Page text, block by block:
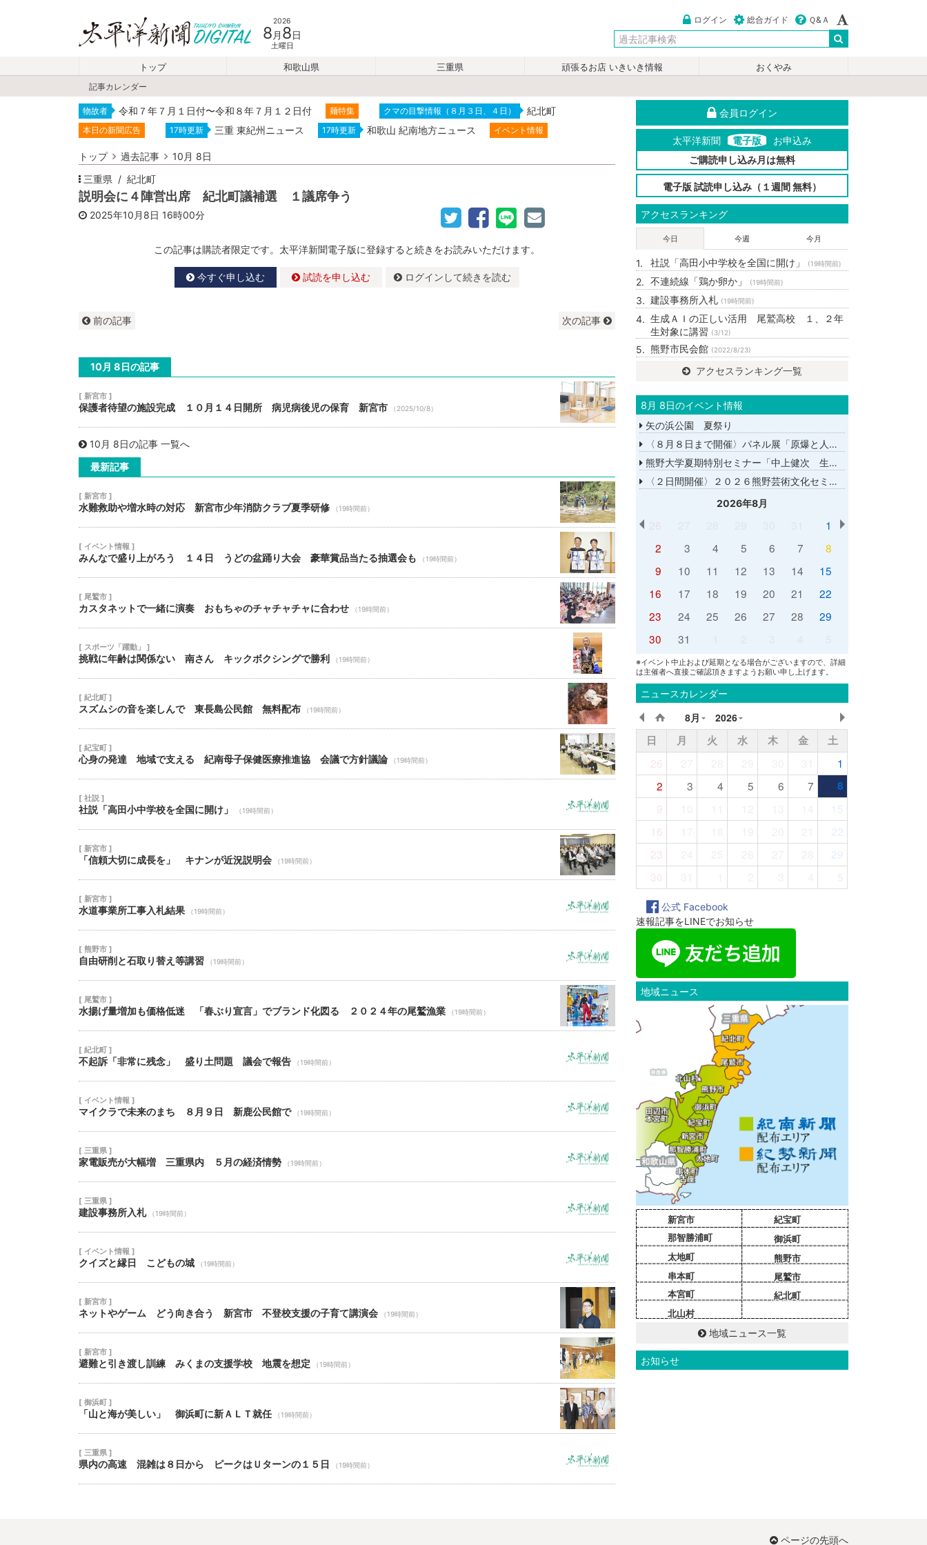
2026
8 月 8日
土曜日
ログイン 総合ガイド Ｑ&Ａ
トップ 和歌山県 三重県 頑張るお店 いきいき情報
おくやみ
記事カレンダー
物故者 令和７年７月１日付〜令和８年７月１２日付 麺特集 クマの目撃情報（８月３日、４日） 紀北町
本日の新聞広告 17時更新 三重 東紀州ニュース 17時更新 和歌山 紀南地方ニュース イベント情報
トップ 過去記事
10月 8日
三重県
紀北町
説明会に４陣営出席 紀北町議補選 １議席争う
2025年10月8日 16時00分
この記事は購読者限定です。太平洋新聞電子版に登録すると続きをお読みいただけます。
今すぐ申し込む 試読を申し込む ログインして続きを読む
前の記事 次の記事
10月 8日の記事
[ 新宮市 ]
保護者待望の施設完成 １０月１４日開所 病児病後児の保育 新宮市 （2025/10/8）
10月 8日の記事 一覧へ
最新記事
[ 新宮市 ]
水難救助や増水時の対応 新宮市少年消防クラブ夏季研修 （19時間前）
[ イベント情報 ]
みんなで盛り上がろう １４日 うどの盆踊り大会 豪華賞品当たる抽選会も （19時間前）
[ 尾鷲市 ]
カスタネットで一緒に演奏 おもちゃのチャチャチャに合わせ （19時間前）
[ スポーツ「躍動」 ]
挑戦に年齢は関係ない 南さん キックボクシングで勝利 （19時間前）
[ 紀北町 ]
スズムシの音を楽しんで 東長島公民館 無料配布 （19時間前）
[ 紀宝町 ]
心身の発達 地域で支える 紀南母子保健医療推進協 会議で方針議論 （19時間前）
[ 社説 ]
社説「高田小中学校を全国に開け」 （19時間前）
[ 新宮市 ]
「信頼大切に成長を」 キナンが近況説明会 （19時間前）
[ 新宮市 ]
水道事業所工事入札結果 （19時間前）
[ 熊野市 ]
自由研削と石取り替え等講習 （19時間前）
[ 尾鷲市 ]
水揚げ量増加も価格低迷 「春ぶり宣言」でブランド化図る ２０２４年の尾鷲漁業 （19時間前）
[ 紀北町 ]
不起訴「非常に残念」 盛り土問題 議会で報告 （19時間前）
[ イベント情報 ]
マイクラで未来のまち ８月９日 新鹿公民館で （19時間前）
[ 三重県 ]
家電販売が大幅増 三重県内 ５月の経済情勢 （19時間前）
[ 三重県 ]
建設事務所入札 （19時間前）
[ イベント情報 ]
クイズと縁日 こどもの城 （19時間前）
[ 新宮市 ]
ネットやゲーム どう向き合う 新宮市 不登校支援の子育て講演会 （19時間前）
[ 新宮市 ]
避難と引き渡し訓練 みくまの支援学校 地震を想定 （19時間前）
[ 御浜町 ]
「山と海が美しい」 御浜町に新ＡＬＴ就任 （19時間前）
[ 三重県 ]
県内の高速 混雑は８日から ピークはＵターンの１５日 （19時間前）
会員ログイン
太平洋新聞 電子版
お申込み
ご購読申し込み月は無料
電子版 試読申し込み（１週間 無料）
アクセスランキング
今日 今週 今月
社説「高田小中学校を全国に開け」 (19時間前)
不連続線「鶏か卵か」 (19時間前)
建設事務所入札 (19時間前)
生成ＡＩの正しい活用 尾鷲高校 １、２年
生対象に講習 (3/12)
熊野市民会館 (2022/8/23)
アクセスランキング一覧
8月 8日のイベント情報
矢の浜公園 夏祭り
〈８月８日まで開催〉パネル展「原爆と人間展」
熊野大学夏期特別セミナー「中上健次 生誕８０年－時代へのまなざし－」
〈２日間開催〉２０２６熊野芸術文化セミナー
2026年8月
26
1
2
3 4 5 6 7
8
9
10 11 12 13 14
15
16
17 18 19 20 21
22
23
24 25 26 27 28
29
30
31 5
※イベント中止および延期となる場合がございますので、詳細
は主催者へ直接ご確認頂きますようお願い申し上げます。
ニュースカレンダー
8月 2026
日 月 火 水 木 金
土
26
1
2
3 4 5 6 7
8
9
15
16
22
23
29
30
5
公式 Facebook
速報記事をLINEでお知らせ
地域ニュース
新宮市
那智勝浦町
太地町
串本町
本宮町
北山村
紀宝町
御浜町
熊野市
尾鷲市
紀北町
地域ニュース一覧
お知らせ
ページの先頭へ